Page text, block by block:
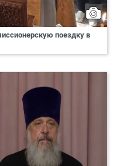
поездку в